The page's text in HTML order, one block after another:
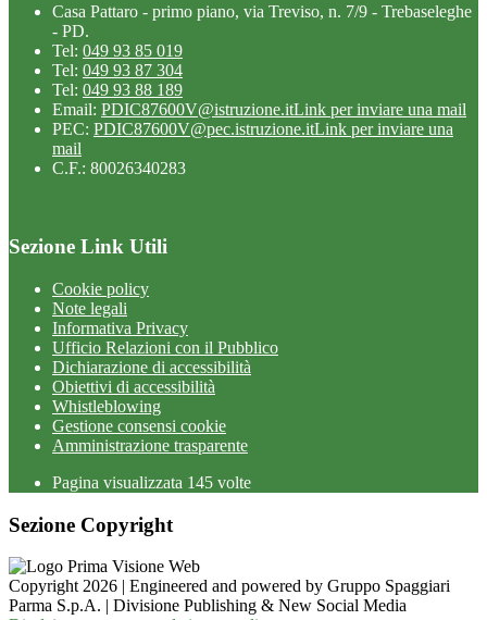
Casa Pattaro - primo piano, via Treviso, n. 7/9 - Trebaseleghe
- PD.
Tel: 049 93 85 019
Tel: 049 93 87 304
Tel: 049 93 88 189
Email: PDIC87600V@istruzione.itLink per inviare una mail
PEC: PDIC87600V@pec.istruzione.itLink per inviare una
mail
C.F.: 80026340283
Sezione Link Utili
Cookie policy
Note legali
Informativa Privacy
Ufficio Relazioni con il Pubblico
Dichiarazione di accessibilità
Obiettivi di accessibilità
Whistleblowing
Gestione consensi cookie
Amministrazione trasparente
Pagina visualizzata 145 volte
Sezione Copyright
Copyright 2026 | Engineered and powered by Gruppo Spaggiari
Parma S.p.A. | Divisione Publishing & New Social Media